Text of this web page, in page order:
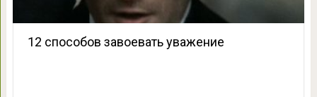
12 способов завоевать уважение